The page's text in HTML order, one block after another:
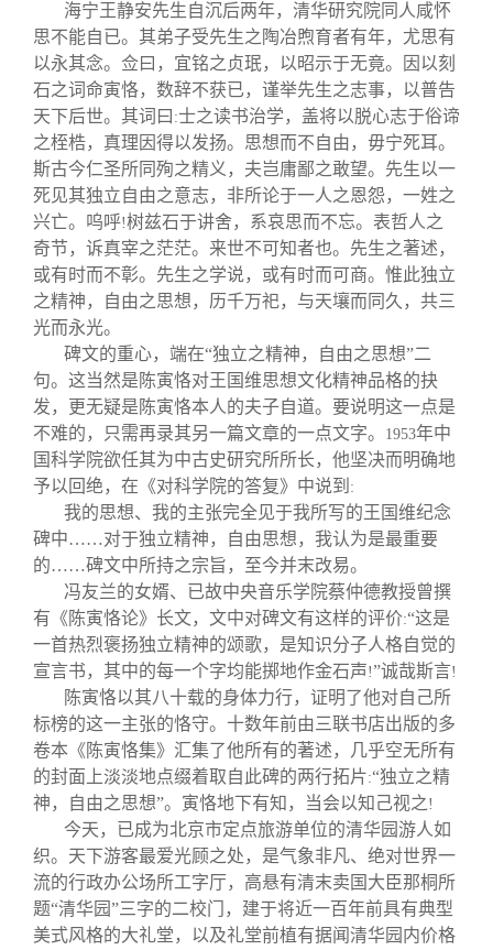
海宁王静安先生自沉后两年，清华研究院同人咸怀
思不能自已。其弟子受先生之陶冶煦育者有年，尤思有
以永其念。佥曰，宜铭之贞珉，以昭示于无竟。因以刻
石之词命寅恪，数辞不获已，谨举先生之志事，以普告
天下后世。其词曰 :士之读书治学，盖将以脱心志于俗谛
之桎梏，真理因得以发扬。思想而不自由，毋宁死耳。
斯古今仁圣所同殉之精义，夫岂庸鄙之敢望。先生以一
死见其独立自由之意志，非所论于一人之恩怨，一姓之
兴亡。呜呼!树兹石于讲舍，系哀思而不忘。表哲人之
奇节，诉真宰之茫茫。来世不可知者也。先生之著述，
或有时而不彰。先生之学说，或有时而可商。惟此独立
之精神，自由之思想，历千万祀，与天壤而同久，共三
光而永光。
碑文的重心，端在“独立之精神，自由之思想”二
句。这当然是陈寅恪对王国维思想文化精神品格的抉
发，更无疑是陈寅恪本人的夫子自道。要说明这一点是
不难的，只需再录其另一篇文章的一点文字。
1953年中
国科学院欲任其为中古史研究所所长，他坚决而明确地
予以回绝，在《对科学院的答复》中说到 :
我的思想、我的主张完全见于我所写的王国维纪念
碑中……对于独立精神，自由思想，我认为是最重要
的……碑文中所持之宗旨，至今并末改易。
冯友兰的女婿、已故中央音乐学院蔡仲德教授曾撰
有《陈寅恪论》长文，文中对碑文有这样的评价:“这是
一首热烈褒扬独立精神的颂歌，是知识分子人格自觉的
宣言书，其中的每一个字均能掷地作金石声!”诚哉斯言!
陈寅恪以其八十载的身体力行，证明了他对自己所
标榜的这一主张的恪守。十数年前由三联书店出版的多
卷本《陈寅恪集》汇集了他所有的著述，几乎空无所有
的封面上淡淡地点缀着取自此碑的两行拓片:“独立之精
神，自由之思想”。寅恪地下有知，当会以知己视之 !
今天，已成为北京市定点旅游单位的清华园游人如
织。天下游客最爱光顾之处，是气象非凡、绝对世界一
流的行政办公场所工字厅，高悬有清末卖国大臣那桐所
题“清华园”三字的二校门，建于将近一百年前具有典型
美式风格的大礼堂，以及礼堂前植有据闻清华园内价格